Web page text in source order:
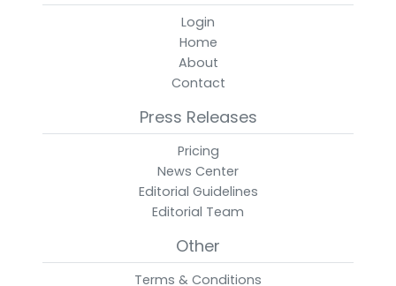
Login
Home
About
Contact
Press Releases
Pricing
News Center
Editorial Guidelines
Editorial Team
Other
Terms & Conditions